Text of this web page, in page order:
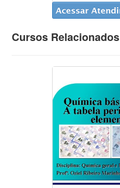
Cursos Relacionados